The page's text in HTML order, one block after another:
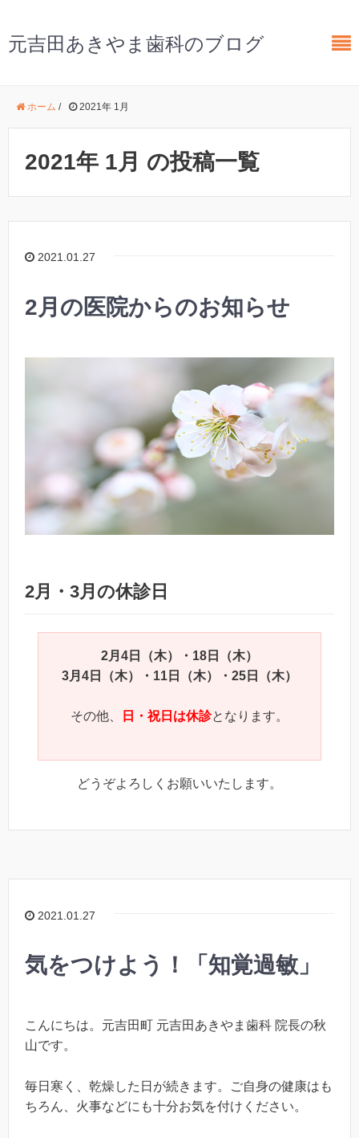
元吉田あきやま歯科のブログ
ホーム / 2021年 1月
2021年 1月 の投稿一覧
2021.01.27
2月の医院からのお知らせ
2月・3月の休診日
2月4日（木）・18日（木）
3月4日（木）・11日（木）・25日（木）
その他、 日・祝日は休診となります。
どうぞよろしくお願いいたします。
2021.01.27
気をつけよう！「知覚過敏」
こんにちは。元吉田町 元吉田あきやま歯科 院長の秋
山です。
毎日寒く、乾燥した日が続きます。ご自身の健康はも
ちろん、火事などにも十分お気を付けください。